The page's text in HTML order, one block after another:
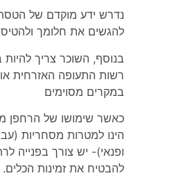
נדרש ידע מוקדם של
להגשים את חלומך
בנוסף, השוכר צריך
רשות התעופה האזרחית או
במקרים מסוימים
כאשר שימושו של הרחפן
הינו למטרות מסחריות
ופנאי)- יש צורך בפנייה
להבטיח את זמינות הכלים.